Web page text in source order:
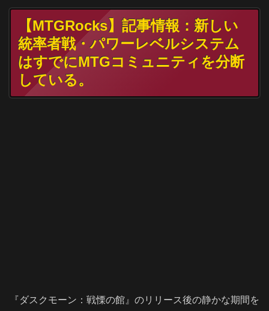
【MTGRocks】記事情報：新しい
統率者戦・パワーレベルシステム
はすでにMTGコミュニティを分断
している。
『ダスクモーン：戦慄の館』のリリース後の静かな期間を